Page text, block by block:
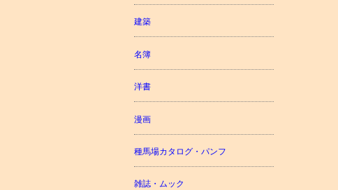
建築
名簿
洋書
漫画
種馬場カタログ・パンフ
雑誌・ムック